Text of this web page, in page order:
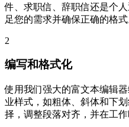
件、求职信、辞职信还是个
足您的需求并确保正确的格式
2
编写和格式化
使用我们强大的富文本编辑
业样式，如粗体、斜体和下
择，调整段落对齐，并在工作